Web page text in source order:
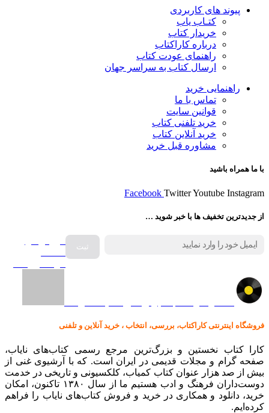
پیوند های کاربردی
کتـاب یاب
خریدار کتاب
درباره کاراکتاب
راهنمای عودت کتاب
ارسال کتاب به سراسر جهان
راهنمایی خرید
تماس با ما
قوانین سایت
خرید تلفنی کتاب
خرید آنلاین کتاب
مشاوره قبل خرید
با ما همراه باشید
Facebook TwitterYoutube Instagram
از جدیدترین تخفیف ها با خبر شوید …
فروش انواع
فروشگاه اینترنتی کاراکتاب، بررسی، انتخاب ، خرید آنلاین و تلفنی
کارا کتاب نخستین و بزرگ‌ترین مرجع رسمی کتاب‌های نایاب،
صفحه گرام و مجلات قدیمی در ایران است. که با آرشیوی غنی از
بیش از صد هزار عنوان کتاب کمیاب، کلکسیونی و تاریخی در خدمت
دوست‌داران فرهنگ و ادب هستیم ما از سال ۱۳۸۰ تاکنون، امکان
خرید، دانلود و همکاری در خرید و فروش کتاب‌های نایاب را فراهم
کرده‌ایم.